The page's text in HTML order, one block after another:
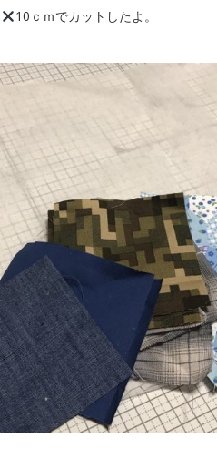
10ｃｍでカットしたよ。